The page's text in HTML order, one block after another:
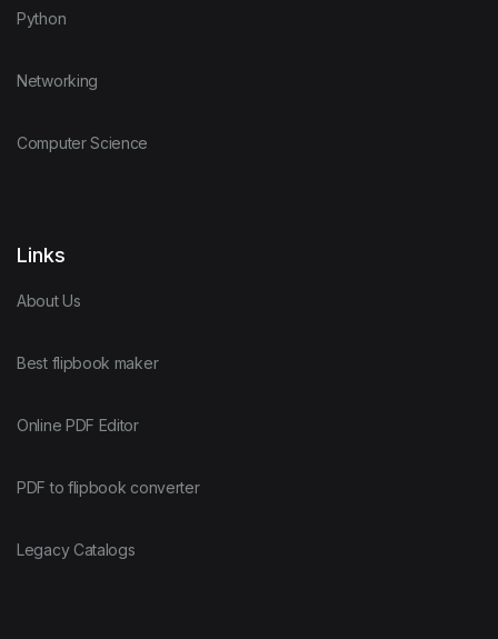
Python
Networking
Computer Science
Links
About Us
Best flipbook maker
Online PDF Editor
PDF to flipbook converter
Legacy Catalogs